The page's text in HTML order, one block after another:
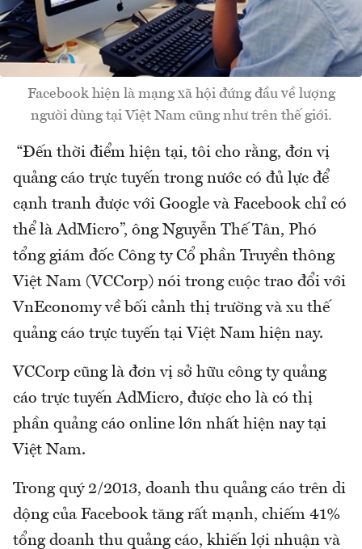
Facebook hiện là mạng xã hội đứng đầu về lượng
người dùng tại Việt Nam cũng như trên thế giới.
“Đến thời điểm hiện tại, tôi cho rằng, đơn vị
quảng cáo trực tuyến trong nước có đủ lực để
cạnh tranh được với Google và Facebook chỉ có
thể là AdMicro”, ông Nguyễn Thế Tân, Phó
tổng giám đốc Công ty Cổ phần Truyền thông
Việt Nam (VCCorp) nói trong cuộc trao đổi với
VnEconomy về bối cảnh thị trường và xu thế
quảng cáo trực tuyến tại Việt Nam hiện nay.
VCCorp cũng là đơn vị sở hữu công ty quảng
cáo trực tuyến AdMicro, được cho là có thị
phần quảng cáo online lớn nhất hiện nay tại
Việt Nam.
Trong quý 2/2013, doanh thu quảng cáo trên di
dộng của Facebook tăng rất mạnh, chiếm 41%
tổng doanh thu quảng cáo, khiến lợi nhuận và